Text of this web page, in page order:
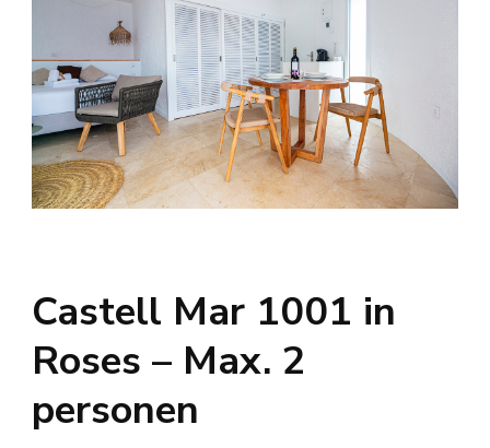
Castell Mar 1001 in
Roses – Max. 2
personen